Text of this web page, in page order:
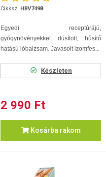
Cikksz. HBV7498
Egyedi receptúrájú,
gyógynövényekkel dúsított, hűsítő
hatású lóbalzsam. Javasolt izomfes...
Készleten
2 990 Ft
Kosárba rakom